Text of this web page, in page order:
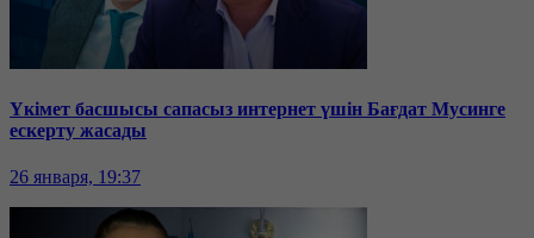
Үкімет басшысы сапасыз интернет үшін Бағдат Мусинге
ескерту жасады
26 января, 19:37